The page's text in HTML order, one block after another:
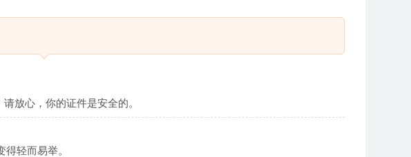
放心，你的证件是安全的。
轻而易举。